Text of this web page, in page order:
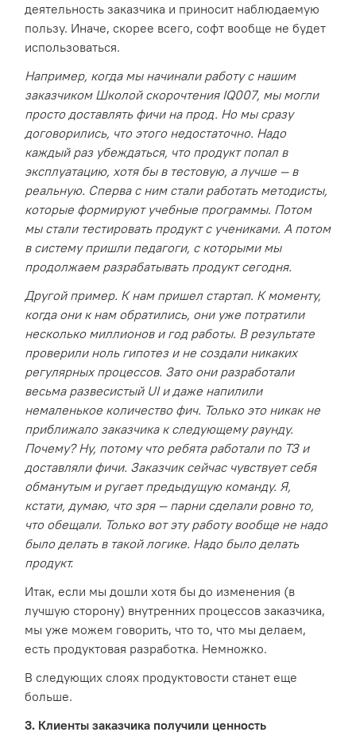
деятельность заказчика и приносит наблюдаемую
пользу. Иначе, скорее всего, софт вообще не будет
использоваться.
Например, когда мы начинали работу с нашим
заказчиком Школой скорочтения IQ007, мы могли
просто доставлять фичи на прод. Но мы сразу
договорились, что этого недостаточно. Надо
каждый раз убеждаться, что продукт попал в
эксплуатацию, хотя бы в тестовую, а лучше — в
реальную. Сперва с ним стали работать методисты,
которые формируют учебные программы. Потом
мы стали тестировать продукт с учениками. А потом
в систему пришли педагоги, с которыми мы
продолжаем разрабатывать продукт сегодня.
Другой пример. К нам пришел стартап. К моменту,
когда они к нам обратились, они уже потратили
несколько миллионов и год работы. В результате
проверили ноль гипотез и не создали никаких
регулярных процессов. Зато они разработали
весьма развесистый UI и даже напилили
немаленькое количество фич. Только это никак не
приближало заказчика к следующему раунду.
Почему? Ну, потому что ребята работали по ТЗ и
доставляли фичи. Заказчик сейчас чувствует себя
обманутым и ругает предыдущую команду. Я,
кстати, думаю, что зря — парни сделали ровно то,
что обещали. Только вот эту работу вообще не надо
было делать в такой логике. Надо было делать
продукт.
Итак, если мы дошли хотя бы до изменения (в
лучшую сторону) внутренних процессов заказчика,
мы уже можем говорить, что то, что мы делаем,
есть продуктовая разработка. Немножко.
В следующих слоях продуктовости станет еще
больше.
3. Клиенты заказчика получили ценность